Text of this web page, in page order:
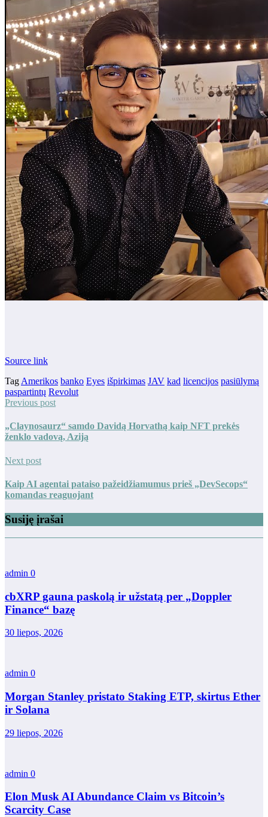
Source link
Tag Amerikos banko Eyes išpirkimas JAV kad licencijos pasiūlymą
paspartintų Revolut
Previous post
„Claynosaurz“ samdo Davidą Horvathą kaip NFT prekės
ženklo vadovą, Aziją
Next post
Kaip AI agentai pataiso pažeidžiamumus prieš „DevSecops“
komandas reaguojant
Susiję įrašai
admin 0
cbXRP gauna paskolą ir užstatą per „Doppler
Finance“ bazę
30 liepos, 2026
admin 0
Morgan Stanley pristato Staking ETP, skirtus Ether
ir Solana
29 liepos, 2026
admin 0
Elon Musk AI Abundance Claim vs Bitcoin’s
Scarcity Case